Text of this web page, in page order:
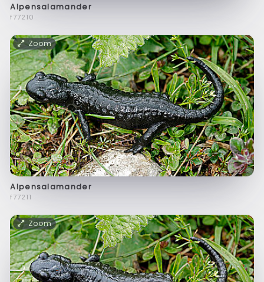
Alpensalamander
f77210
Zoom
Alpensalamander
f77211
Zoom